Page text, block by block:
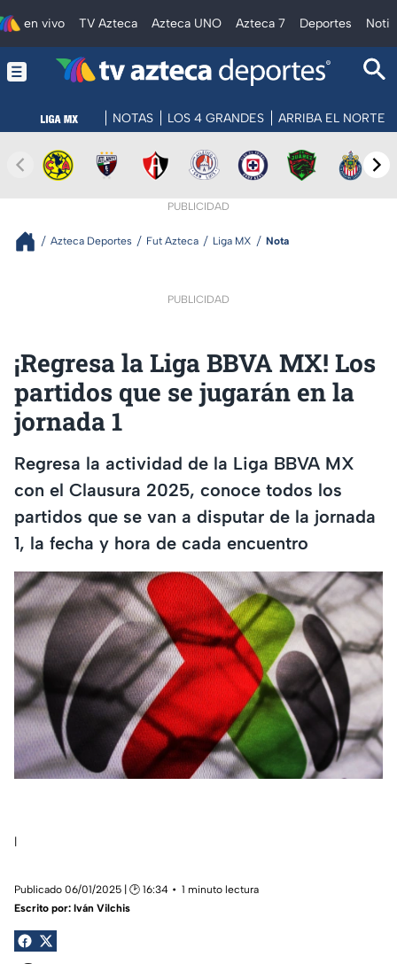
en vivo TV Azteca Azteca UNO Azteca 7 Deportes
NOTAS LOS 4 GRANDES ARRIBA EL NORTE
PUBLICIDAD
Azteca Deportes Fut Azteca Liga MX Nota
PUBLICIDAD
¡Regresa la Liga BBVA MX! Los
partidos que se jugarán en la
jornada 1
Regresa la actividad de la Liga BBVA MX
con el Clausura 2025, conoce todos los
partidos que se van a disputar de la jornada
1, la fecha y hora de cada encuentro
|
Publicado 06/01/2025 | 🕑 16:34
1 minuto lectura
Escrito por: Iván Vilchis